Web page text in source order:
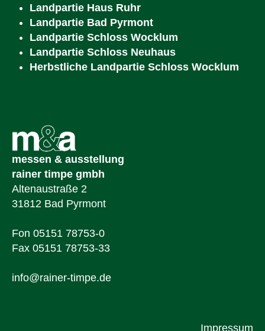
messen & ausstellung
rainer timpe gmbh
Altenaustraße 2
31812 Bad Pyrmont
Fon 05151 78753-0
Fax 05151 78753-33
info@rainer-timpe.de
Landpartie Haus Ruhr
Landpartie Bad Pyrmont
Landpartie Schloss Wocklum
Landpartie Schloss Neuhaus
Herbstliche Landpartie Schloss Wocklum
Impressum